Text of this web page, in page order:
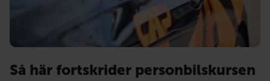
Så här fortskrider personbilskursen